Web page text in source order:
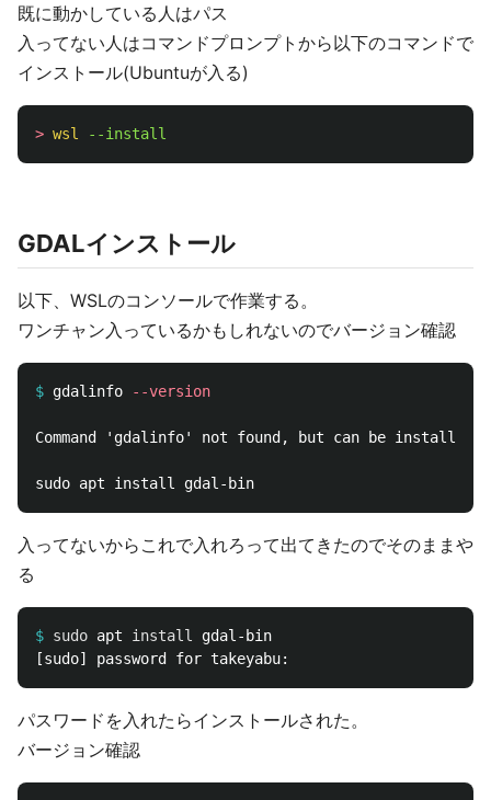
既に動かしている人はパス
入ってない人はコマンドプロンプトから以下のコマンドで
インストール(Ubuntuが入る)
> wsl
GDALインストール
以下、WSLのコンソールで作業する。
ワンチャン入っているかもしれないのでバージョン確認
$ gdalinfo --version
Command 'gdalinfo' not found, but can be installed
入ってないからこれで入れろって出てきたのでそのままや
る
$ sudo apt install
パスワードを入れたらインストールされた。
バージョン確認